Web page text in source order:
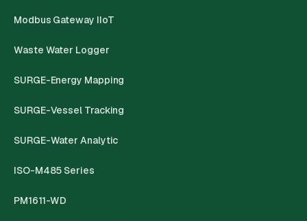
Modbus Gateway IIoT
Waste Water Logger
SURGE-Energy Mapping
SURGE-Vessel Tracking
SURGE-Water Analytic
ISO-M485 Series
PM1611-WD